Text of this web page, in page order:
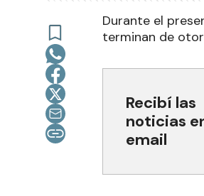
Durante el
terminan de
Recibí las
noticias
email